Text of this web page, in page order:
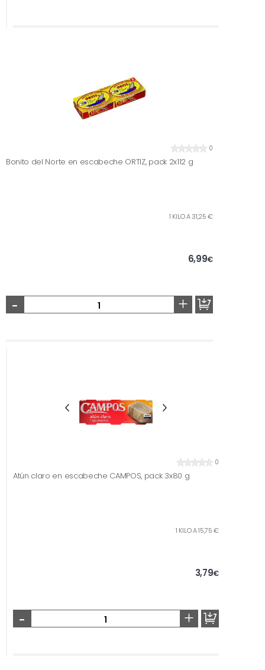
0
Bonito del Norte en escabeche ORTIZ, pack 2x112 g
1 KILO A 31,25 €
6,99€
- +
0
Atún claro en escabeche CAMPOS, pack 3x80 g
1 KILO A 15,75 €
3,79€
- +